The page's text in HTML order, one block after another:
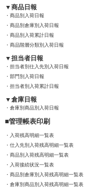
商品日報
商品別入荷日報
商品別倉庫別入荷日報
商品別入荷累計日報
商品階層分類別入荷日報
担当者日報
担当者別仕入先別入荷日報
部門別入荷日報
担当者別入荷累計日報
倉庫日報
倉庫別商品別入荷日報
管理帳表印刷
入荷残高明細一覧表
仕入先別入荷残高明細一覧表
商品別入荷残高明細一覧表
入荷接続状況一覧表
商品別倉庫別入荷残高明細一覧表
倉庫別商品別入荷残高明細一覧表